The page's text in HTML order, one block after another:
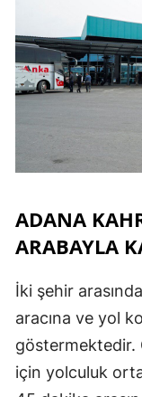
ADANA
ARABAYLA
İki şehir
aracına ve yol
göstermektedir.
için yolculuk